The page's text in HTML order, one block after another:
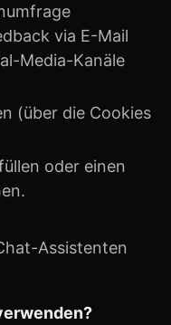
via E-Mail
Media-Kanäle
(über die Cookies
oder einen
Assistenten